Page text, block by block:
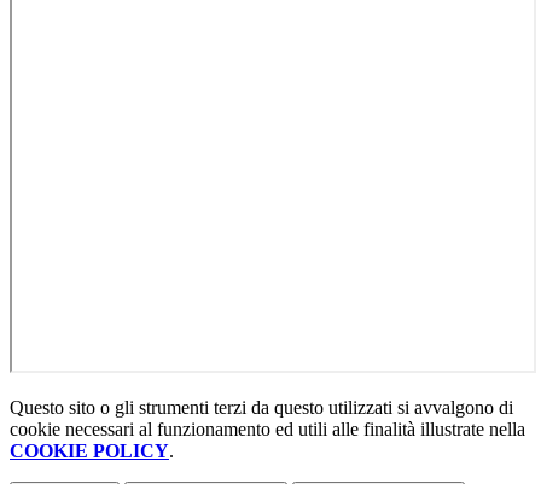
Questo sito o gli strumenti terzi da questo utilizzati si avvalgono di
cookie necessari al funzionamento ed utili alle finalità illustrate nella
COOKIE POLICY.